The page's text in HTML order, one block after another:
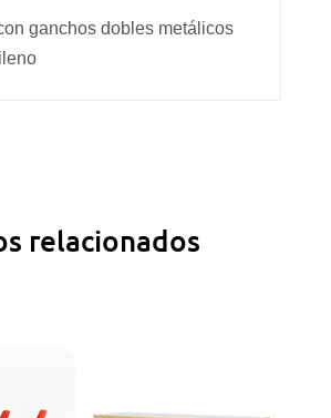
ganchos dobles metálicos
relacionados